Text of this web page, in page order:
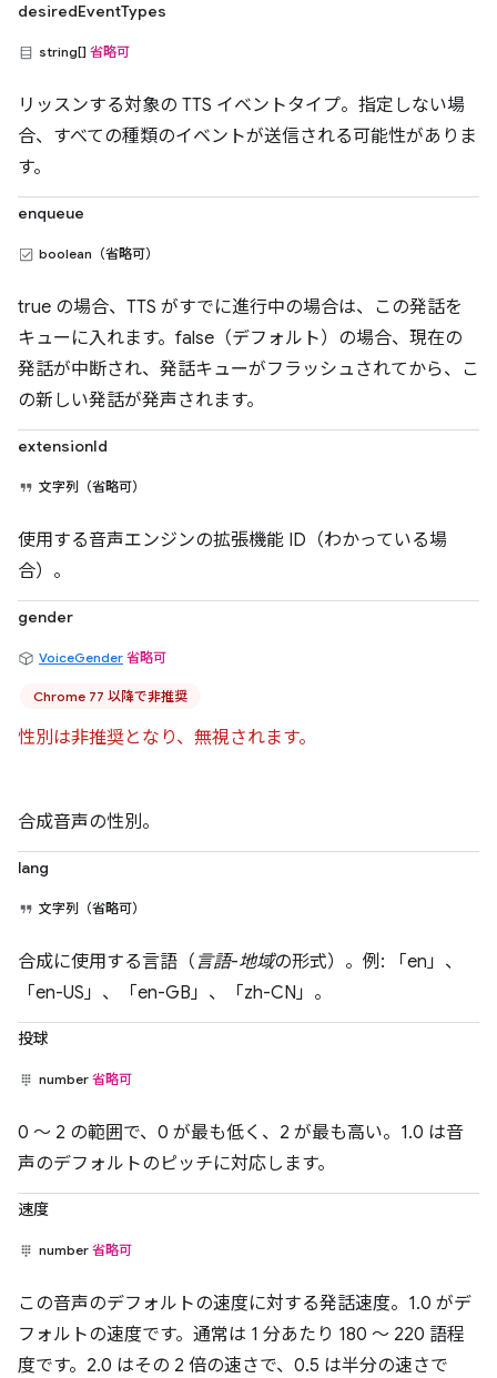
desiredEventTypes
string[] 省略可
リッスンする対象の TTS イベントタイプ。指定しない場
合、すべての種類のイベントが送信される可能性がありま
す。
enqueue
boolean（省略可）
true の場合、TTS がすでに進行中の場合は、この発話を
キューに入れます。false（デフォルト）の場合、現在の
発話が中断され、発話キューがフラッシュされてから、こ
の新しい発話が発声されます。
extensionId
文字列（省略可）
使用する音声エンジンの拡張機能 ID（わかっている場
合）。
gender
VoiceGender 省略可
Chrome 77 以降で非推奨
性別は非推奨となり、無視されます。
合成音声の性別。
lang
文字列（省略可）
合成に使用する言語（ 言語-地域の形式）。例: 「en」、
「en-US」、「en-GB」、「zh-CN」。
投球
number 省略可
0 ～ 2 の範囲で、0 が最も低く、2 が最も高い。1.0 は音
声のデフォルトのピッチに対応します。
速度
number 省略可
この音声のデフォルトの速度に対する発話速度。1.0 がデ
フォルトの速度です。通常は 1 分あたり 180 ～ 220 語程
度です。2.0 はその 2 倍の速さで、0.5 は半分の速さで